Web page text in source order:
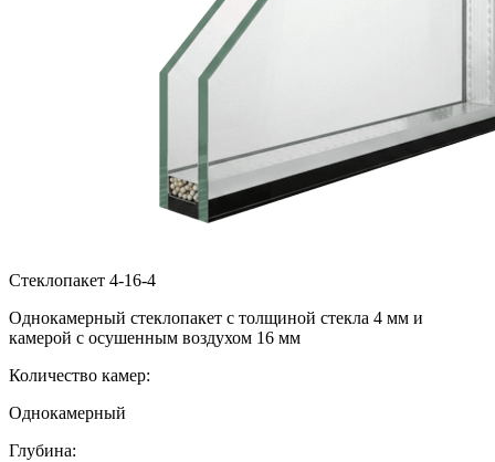
Стеклопакет 4-16-4
Однокамерный стеклопакет с толщиной стекла 4 мм и
камерой с осушенным воздухом 16 мм
Количество камер:
Однокамерный
Глубина: